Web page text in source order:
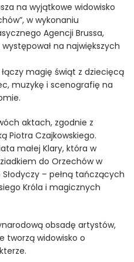
na wyjątkowe widowisko
w wykonaniu
Agencji Brussa,
na największych
magię świąt z dziecięcą
muzykę i scenografię na
aktach, zgodnie z
Piotra Czajkowskiego.
małej Klary, która w
do Orzechów w
– pełną tańczących
Króla i magicznych
obsadę artystów,
tworzą widowisko o